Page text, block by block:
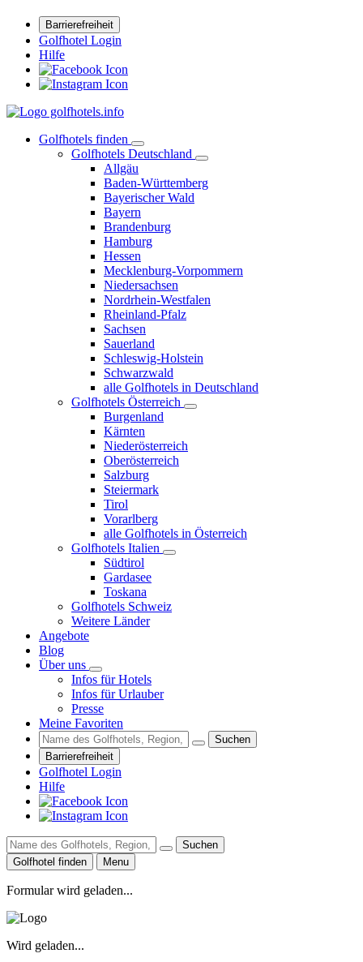
Barrierefreiheit
Golfhotel Login
Hilfe
Golfhotels finden
Golfhotels Deutschland
Allgäu
Baden-Württemberg
Bayerischer Wald
Bayern
Brandenburg
Hamburg
Hessen
Mecklenburg-Vorpommern
Niedersachsen
Nordrhein-Westfalen
Rheinland-Pfalz
Sachsen
Sauerland
Schleswig-Holstein
Schwarzwald
alle Golfhotels in Deutschland
Golfhotels Österreich
Burgenland
Kärnten
Niederösterreich
Oberösterreich
Salzburg
Steiermark
Tirol
Vorarlberg
alle Golfhotels in Österreich
Golfhotels Italien
Südtirol
Gardasee
Toskana
Golfhotels Schweiz
Weitere Länder
Angebote
Blog
Über uns
Infos für Hotels
Infos für Urlauber
Presse
Meine Favoriten
Suchen
Barrierefreiheit
Golfhotel Login
Hilfe
Suchen
Golfhotel finden
Menu
Formular wird geladen...
Wird geladen...